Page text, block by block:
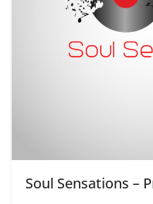
Soul Sensations –